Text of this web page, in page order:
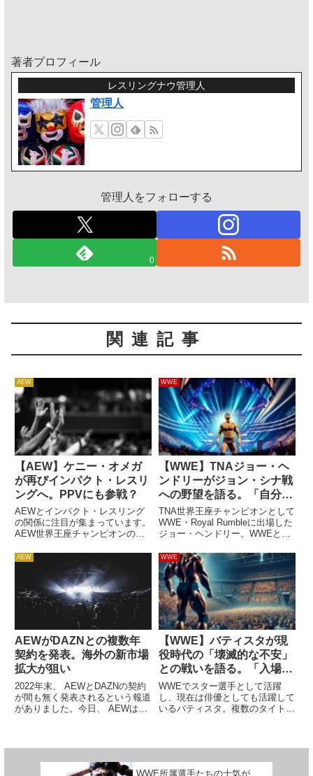
著者プロフィール
レスリングナウ管理人
管理人
管理人をフォローする
0
関連記事
AEW
【AEW】ケニー・オメガ
が再びインパクト・レスリ
ングへ。PPVにも参戦？
AEWとインパクト・レスリング
の関係に注目が集まっています。
AEW世界王座チャンピオンのケ
ー・カーンが今週の「Impact!」
に出演したり、レスリング・オブ
ザーバーのデイブ・メルツァーが
「何だって起こり得る」と...
WWE
【WWE】TNAジョー・ヘ
ンドリーがジョン・シナ戦
への野望を語る。「自分で
話題を集めて、試合を実現
させるよ」
TNA世界王座チャンピオンとして
WWE・Royal Rumbleに出場した
ジョー・ヘンドリー。WWEと
ており、今後もヘンドリーはTNA
所属レスラーという立場でWWE
のショーに参加し続けることにな
るでしょう。現...
AEW
AEWがDAZNとの複数年
契約を発表。海外の新市場
拡大が狙い
2022年末、 AEWとDAZNの契約
が間も無く発表されるという報道
がありました。今日、 AEWは
が配信されることに...
WWE
【WWE】バティスタが現
役時代の「壊滅的な不安」
との戦いを語る。「入場し
て叫ぶとリラックスでき
た」
WWEでスター選手として活躍
し、現在は俳優としても活躍して
いるバティスタ。複数のタイトル
どう生きるか』の英語吹き替えに
WWE所属選手たちの士気が